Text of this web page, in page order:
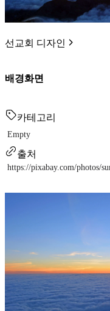
선교회 디자인
배경화면
카테고리
Empty
출처
https://pixabay.com/photos/